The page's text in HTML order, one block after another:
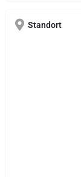
Standort